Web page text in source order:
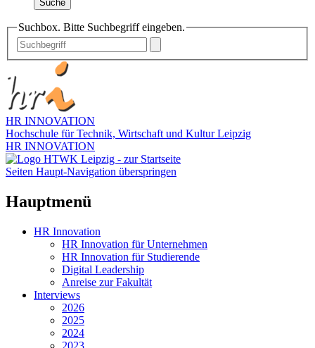
Suche
Suchbox. Bitte Suchbegriff eingeben.
HR INNOVATION
Hochschule für Technik, Wirtschaft und Kultur Leipzig
HR INNOVATION
Seiten Haupt-Navigation überspringen
Hauptmenü
HR Innovation
HR Innovation für Unternehmen
HR Innovation für Studierende
Digital Leadership
Anreise zur Fakultät
Interviews
2026
2025
2024
2023